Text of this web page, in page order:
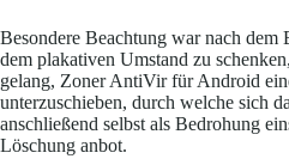
Besondere Beachtung war nach dem
dem plakativen Umstand zu
gelang, Zoner AntiVir für Android
unterzuschieben, durch welche sich
anschließend selbst als Bedrohung
Löschung anbot.